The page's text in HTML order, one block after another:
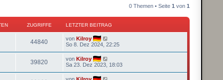
0 Themen • Seite 1 von 1
ZUGRIFFE LETZTER BEITRAG
44840 von Kilroy
So 8. Dez 2024, 22:25
39820 von Kilroy
Sa 23. Dez 2023, 18:03
von Kilroy